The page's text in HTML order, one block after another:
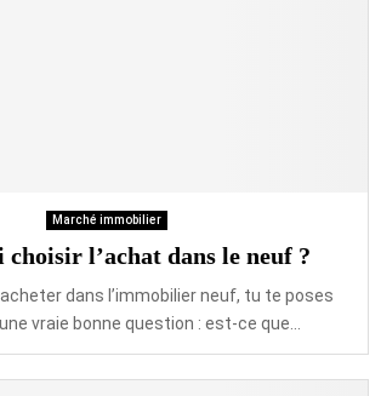
Marché immobilier
choisir l’achat dans le neuf ?
dans l’immobilier neuf, tu te poses
vraie bonne question : est-ce que...